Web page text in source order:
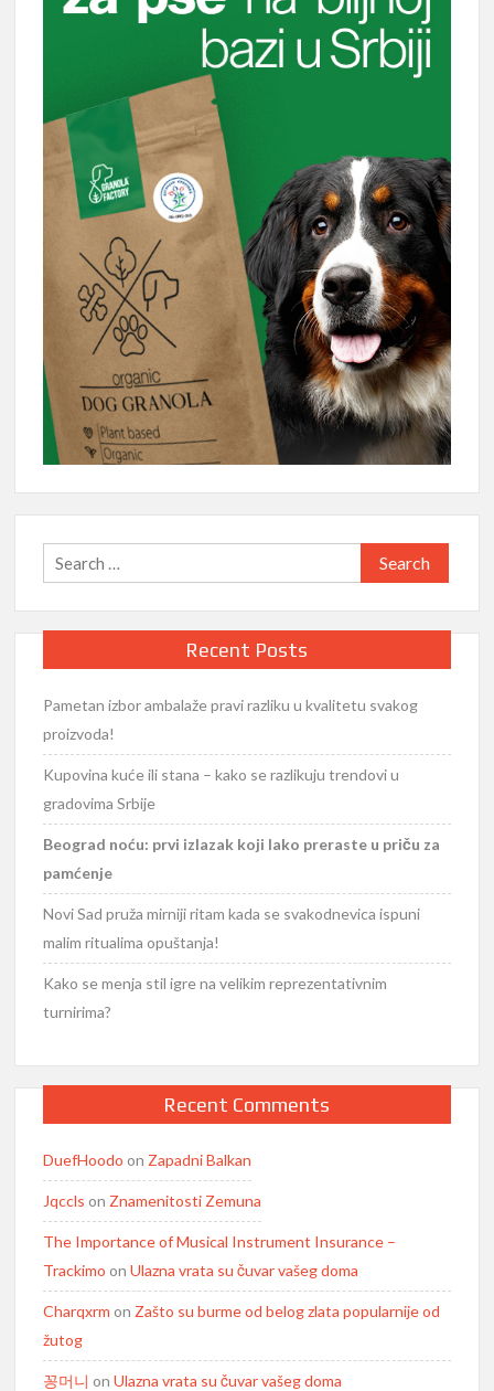
Search
for:
Recent Posts
Pametan izbor ambalaže pravi razliku u kvalitetu svakog
proizvoda!
Kupovina kuće ili stana – kako se razlikuju trendovi u
gradovima Srbije
Beograd noću: prvi izlazak koji lako preraste u priču za
pamćenje
Novi Sad pruža mirniji ritam kada se svakodnevica ispuni
malim ritualima opuštanja!
Kako se menja stil igre na velikim reprezentativnim
turnirima?
Recent Comments
DuefHoodo on Zapadni Balkan
Jqccls on Znamenitosti Zemuna
The Importance of Musical Instrument Insurance –
Trackimo onUlazna vrata su čuvar vašeg doma
Charqxrm on Zašto su burme od belog zlata popularnije od
žutog
꽁머니 onUlazna vrata su čuvar vašeg doma